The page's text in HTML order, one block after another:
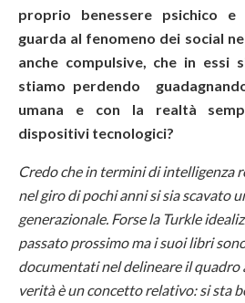
proprio benessere psichico e
guarda al fenomeno dei social
anche compulsive, che in essi
stiamo perdendo
umana e con la realtà
dispositivi tecnologici?
Credo che in termini di intelligenza
nel giro di pochi anni si sia scavato
generazionale. Forse la Turkle
passato prossimo ma i suoi libri
documentati nel delineare il quadro
verità è un concetto relativo: si sta